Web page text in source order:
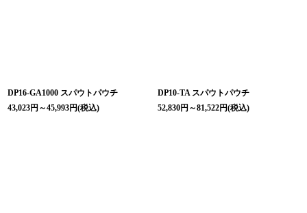
DP16-GA1000 スパウトパウチ
43,023円 ～45,993円(税込)
DP10-TA スパウトパウチ
52,830円 ～81,522円(税込)